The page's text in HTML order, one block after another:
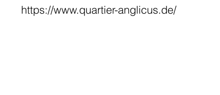
https://www.quartier-anglicus.de/